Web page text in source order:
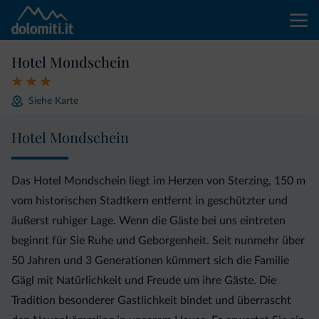
Hotel Mondschein
Siehe Karte
Hotel Mondschein
Das Hotel Mondschein liegt im Herzen von Sterzing, 150 m
vom historischen Stadtkern entfernt in geschützter und
äußerst ruhiger Lage. Wenn die Gäste bei uns eintreten
beginnt für Sie Ruhe und Geborgenheit. Seit nunmehr über
50 Jahren und 3 Generationen kümmert sich die Familie
Gägl mit Natürlichkeit und Freude um ihre Gäste. Die
Tradition besonderer Gastlichkeit bindet und überrascht